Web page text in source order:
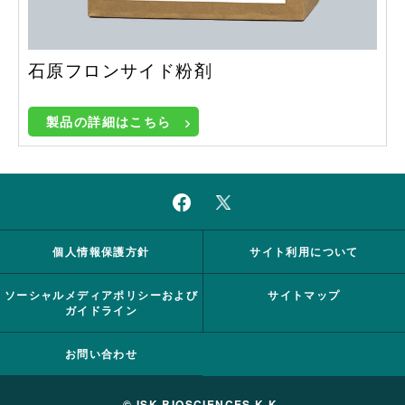
石原フロンサイド粉剤
製品の詳細はこちら
個人情報保護方針 サイト利用について
ソーシャルメディアポリシーおよび
ガイドライン
サイトマップ
お問い合わせ